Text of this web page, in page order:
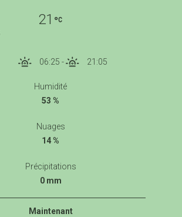
21
06:25 - 21:05
Humidité
53 %
Nuages
14 %
Précipitations
0 mm
Maintenant